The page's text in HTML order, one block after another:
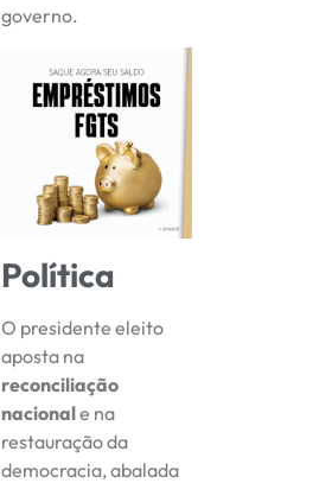
governo.
Política
O presidente eleito
aposta na
reconciliação
nacionale na
restauração da
democracia, abalada